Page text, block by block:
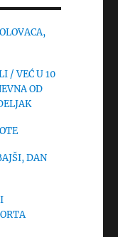
/ VEĆ U 10
OD
DAN